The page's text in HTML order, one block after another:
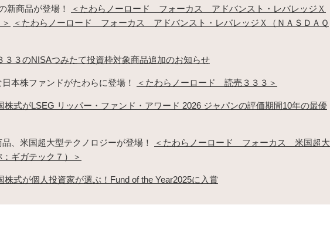
新商品が登場！
＜たわらノーロード フォーカス アドバンスト・レバレッジＸ
＜たわらノーロード フォーカス アドバンスト・レバレッジＸ（ＮＡＳＤＡＱ
３３のNISAつみたて投資枠対象商品追加のお知らせ
本株ファンドがたわらに登場！ ＜たわらノーロード 読売３３３＞
株式がLSEG リッパー・ファンド・アワード 2026 ジャパンの評価期間10年の最優
、米国超大型テクノロジーが登場！
＜たわらノーロード フォーカス 米国超大
ギガテック７）＞
株式が個人投資家が選ぶ！Fund of the Year2025に入賞